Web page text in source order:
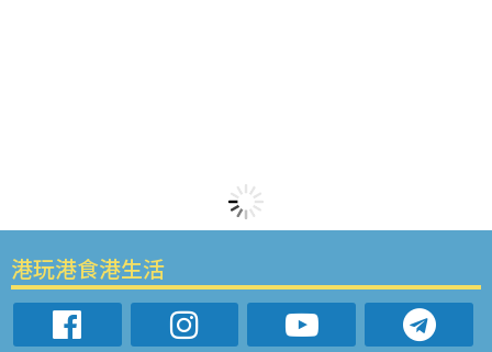
港玩港食港生活